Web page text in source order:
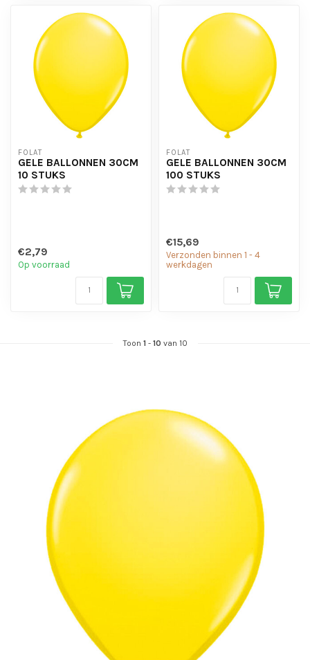
FOLAT
GELE BALLONNEN 30CM
10 STUKS
€2,79
Op voorraad
FOLAT
GELE BALLONNEN 30CM
100 STUKS
€15,69
Verzonden binnen 1 - 4
werkdagen
Toon 1- 10 van 10